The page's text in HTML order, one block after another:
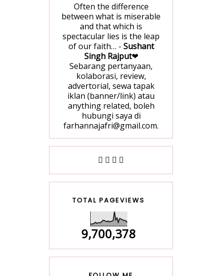
Often the difference
between what is miserable
and that which is
spectacular lies is the leap
of our faith… - Sushant
Singh Rajput❤
Sebarang pertanyaan,
kolaborasi, review,
advertorial, sewa tapak
iklan (banner/link) atau
anything related, boleh
hubungi saya di
farhannajafri@gmail.com.
TOTAL PAGEVIEWS
9,700,378